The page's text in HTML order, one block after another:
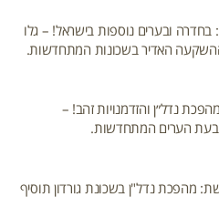
ובערים נוספות בישראל! – גלו
האדיר בשכונות המתחדשות.
נדל״ן והזדמנויות זהב! –
הערים המתחדשות.
מהפכת נדל"ן בשכונת גורדון תוסיף